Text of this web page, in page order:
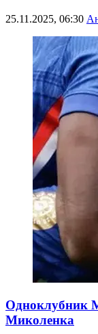
25.11.2025, 06:30
Одноклубник
Миколенка